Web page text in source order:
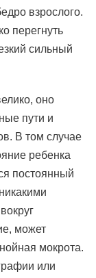
взрослого.
перегнуть
сильный
оно
пути и
В том случае
ребенка
постоянный
может
мокрота.
или